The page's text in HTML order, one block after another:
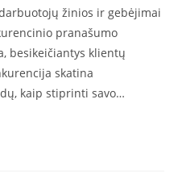
žinios ir gebėjimai
pranašumo
besikeičiantys klientų
skatina
kaip stiprinti savo…